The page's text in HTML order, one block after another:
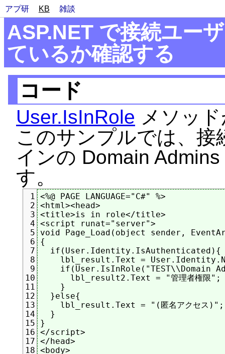
アプ研 KB 雑談
ASP.NET で接続ユー
ているか確認する
コード
User.IsInRole メソッ
このサンプルでは、
インの Domain
す。
1
2
3
4
5
6
7
8
9
10
11
12
13
14
15
16
17
18
<%@ PAGE LANGUAGE="C#" %>
<html><head>
<title>is in role</title>
<script runat="server">
void Page_Load(object sender,
{
  if(User.Identity.IsAuthenticated){
lbl_result.Text =
if(User.IsInRole("TEST\\Domain
      lbl_result2.Text = "管理者権限";
    }
  }else{
    lbl_result.Text = "(匿名アクセス)";
  }
}
</script>
</head>
<body>